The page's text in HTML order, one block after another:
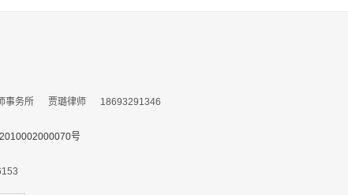
师事务所 贾璐律师 18693291346
号